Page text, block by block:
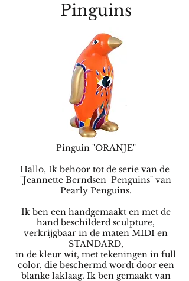
Pinguins
Pinguin "ORANJE"
Hallo, Ik behoor tot de serie van de
"Jeannette Berndsen Penguins" van
Pearly Penguins.
Ik ben een handgemaakt en met de
hand beschilderd sculpture,
verkrijgbaar in de maten MIDI en
STANDARD,
in de kleur wit, met tekeningen in full
color, die beschermd wordt door een
blanke laklaag. Ik ben gemaakt van